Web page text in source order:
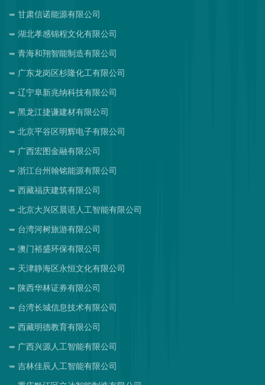
甘肃信诺能源有限公司
湖北孝感锦程文化有限公司
青海和翔智能制造有限公司
广东龙岗区杉隆化工有限公司
辽宁阜新兆纳科技有限公司
黑龙江捷谦建材有限公司
北京平谷区明辉电子有限公司
广西宏图金融有限公司
浙江台州翰铭能源有限公司
西藏福庆建筑有限公司
北京大兴区晨语人工智能有限公司
台湾河树旅游有限公司
澳门裕盛环保有限公司
天津静海区永恒文化有限公司
陕西华林证券有限公司
台湾长城信息技术有限公司
西藏明德教育有限公司
广西兴源人工智能有限公司
吉林佳辰人工智能有限公司